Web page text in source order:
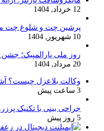
12 خرداد, 1404
پرشین چت و شلوغ چت
10 شهریور, 1404
روز ملی پارالمپیک؛ جشن
20 مرداد, 1404
وکالت بلاعزل چیست؟
3 ساعت پیش
جراحی بینی با تکنیک
5 روز پیش